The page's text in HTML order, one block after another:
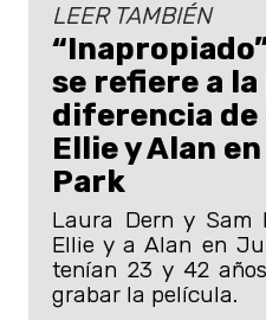
LEER TAMBIÉN
se refiere a
diferencia de
Ellie y Alan
Park
Laura Dern y Sam
Ellie y a Alan en
tenían 23 y 42
grabar la película.